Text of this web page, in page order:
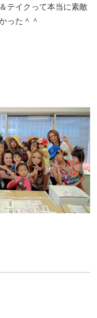
テイクって本当に素敵
った＾＾